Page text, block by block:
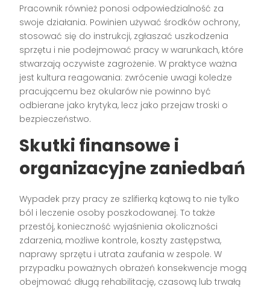
Pracownik również ponosi odpowiedzialność za
swoje działania. Powinien używać środków ochrony,
stosować się do instrukcji, zgłaszać uszkodzenia
sprzętu i nie podejmować pracy w warunkach, które
stwarzają oczywiste zagrożenie. W praktyce ważna
jest kultura reagowania: zwrócenie uwagi koledze
pracującemu bez okularów nie powinno być
odbierane jako krytyka, lecz jako przejaw troski o
bezpieczeństwo.
Skutki finansowe i
organizacyjne zaniedbań
Wypadek przy pracy ze szlifierką kątową to nie tylko
ból i leczenie osoby poszkodowanej. To także
przestój, konieczność wyjaśnienia okoliczności
zdarzenia, możliwe kontrole, koszty zastępstwa,
naprawy sprzętu i utrata zaufania w zespole. W
przypadku poważnych obrażeń konsekwencje mogą
obejmować długą rehabilitację, czasową lub trwałą